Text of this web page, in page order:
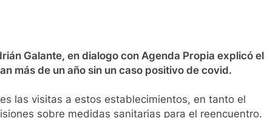
Galante, en dialogo con Agenda Propia explicó el
más de un año sin un caso positivo de covid.
las visitas a estos establecimientos, en tanto el
sobre medidas sanitarias para el reencuentro.